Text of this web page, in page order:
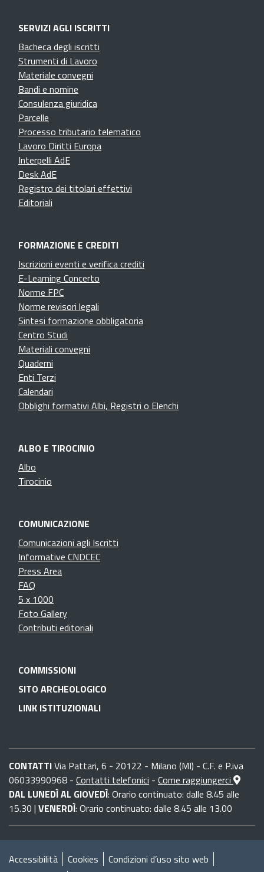
SERVIZI AGLI ISCRITTI
Bacheca degli iscritti
Strumenti di Lavoro
Materiale convegni
Bandi e nomine
Consulenza giuridica
Parcelle
Processo tributario telematico
Lavoro Diritti Europa
Interpelli AdE
Desk AdE
Registro dei titolari effettivi
Editoriali
FORMAZIONE E CREDITI
Iscrizioni eventi e verifica crediti
E-Learning Concerto
Norme FPC
Norme revisori legali
Sintesi formazione obbligatoria
Centro Studi
Materiali convegni
Quaderni
Enti Terzi
Calendari
Obblighi formativi Albi, Registri o Elenchi
ALBO E TIROCINIO
Albo
Tirocinio
COMUNICAZIONE
Comunicazioni agli Iscritti
Informative CNDCEC
Press Area
FAQ
5 x 1000
Foto Gallery
Contributi editoriali
COMMISSIONI
SITO ARCHEOLOGICO
LINK ISTITUZIONALI
CONTATTIVia Pattari, 6 - 20122 - Milano (MI) - C.F. e P.iva
06033990968 - Contatti telefonici - Come raggiungerci
DAL LUNEDÌ AL GIOVEDÌ: Orario continuato: dalle 8.45 alle
15.30 | VENERDÌ: Orario continuato: dalle 8.45 alle 13.00
Accessibilità Cookies
Condizioni d’uso sito web